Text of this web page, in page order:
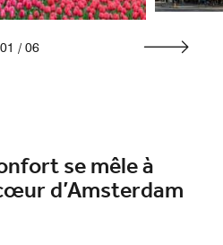
01 / 06
se mêle à
d’Amsterdam